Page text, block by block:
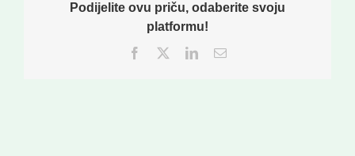
Podijelite ovu priču, odaberite svoju
platformu!
Facebook
TwitterLinkedInEmail: